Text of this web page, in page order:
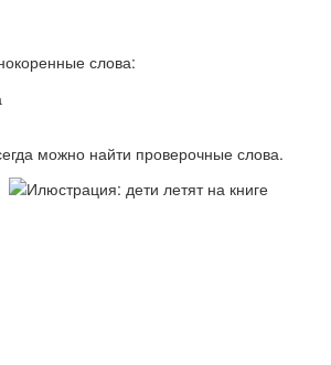
слова:
можно найти проверочные слова.